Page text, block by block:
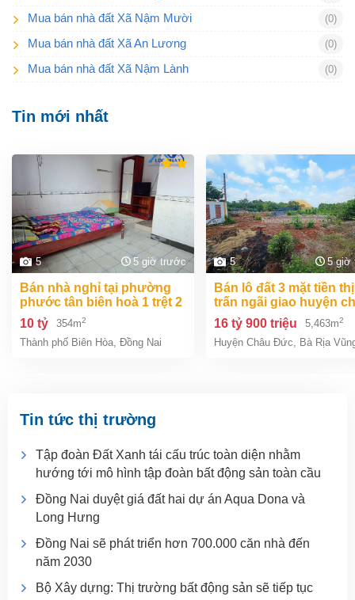
Mua bán nhà đất Xã Nậm Mười (0)
Mua bán nhà đất Xã An Lương (0)
Mua bán nhà đất Xã Nậm Lành (0)
Tin mới nhất
5 5 giờ trước
bán nhà nghỉ tại phường
phước tân biên hoà 1 trệt 2
lầu 354m2 giá chỉ 10 tỷ
10 tỷ 354m2
Thành phố Biên Hòa, Đồng Nai
5 5 giờ
bán lô đất 3 mặt tiền thị
trấn ngãi giao huyện
đức bà rịa vũng tàu giá
tỷ 9
16 tỷ 900 triệu 5,463m2
Huyện Châu Đức, Bà Rịa
Tin tức thị trường
Tập đoàn Đất Xanh tái cấu trúc toàn diện nhằm
hướng tới mô hình tập đoàn bất động sản toàn cầu
Đồng Nai duyệt giá đất hai dự án Aqua Dona và
Long Hưng
Đồng Nai sẽ phát triển hơn 700.000 căn nhà đến
năm 2030
Bộ Xây dựng: Thị trường bất động sản sẽ tiếp tục